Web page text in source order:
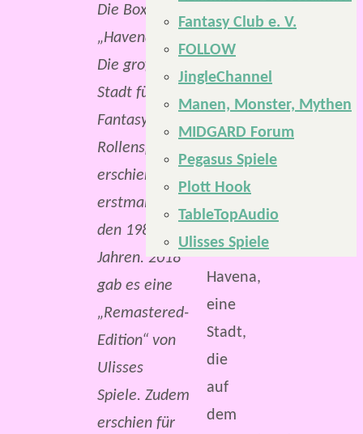
Die Box
„Havena –
Die große
Stadt für
Fantasy-
Rollenspiele“
erschien
erstmals in
den 1980er-
Jahren. 2018
gab es eine
„Remastered-
Edition“ von
Ulisses
Spiele. Zudem
erschien für
Jahren
in
Berührung
gekommen.
Keine
geringere
Beschreibung
als
zu
Havena,
eine
Stadt,
die
auf
dem
Fantasy Club e. V.
FOLLOW
JingleChannel
Manen, Monster, Mythen
MIDGARD Forum
Pegasus Spiele
Plott Hook
TableTopAudio
Ulisses Spiele